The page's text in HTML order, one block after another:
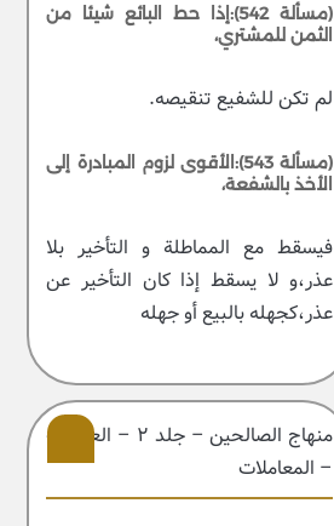
(مسألة 542):إذا حط البائع شيئا من
الثمن للمشتري،
لم تكن للشفيع تنقيصه.
(مسألة 543):الأقوى لزوم المبادرة إلى
الأخذ بالشفعة،
فيسقط مع المماطلة و التأخير بلا
عذر،و لا يسقط إذا كان التأخير عن
عذر،كجهله بالبيع أو جهله
منهاج الصالحین – جلد ۲ – العبادات
– المعاملات